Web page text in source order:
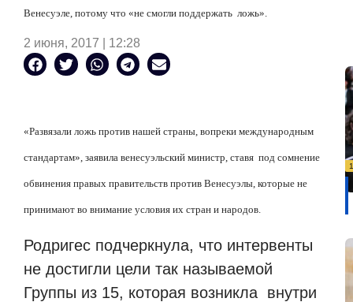
Венесуэле, потому что «не смогли поддержать ложь».
2 июня, 2017 | 12:28
«Развязали ложь против нашей страны, вопреки международным
стандартам», заявила венесуэльский министр, ставя под сомнение
обвинения правых правительств против Венесуэлы, которые не
принимают во внимание условия их стран и народов.
Родригес подчеркнула, что интервенты
не достигли цели так называемой
Группы из 15, которая возникла внутри